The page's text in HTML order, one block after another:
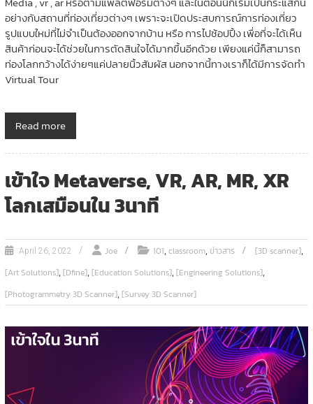
อย่างกับสถานที่ท่องเที่ยวต่างๆ เพราะจะเปิดประสบการณ์การท่องเที่ยว
รูปแบบใหม่ที่ไม่จำเป็นต้องออกจากบ้าน หรือ การไปช้อปปิ้ง เพื่อที่จะได้เห็น
สินค้าก่อนจะได้ช่วยในการตัดสินใจได้มากขึ้นอีกด้วย เพียงแค่นี้ก็สามารถ
ท่องโลกกว้างได้ง่ายๆแค่ปลายนิ้วสัมผัส นอกจากนี้ทางเราก็ได้มีการจัดทำ
Virtual Tour
Read more
เข้าใจ Metaverse, VR, AR, MR, XR
โลกเสมือนใน 3นาที
April 26, 2022 Joe 101,classroom,ข่าวสาร [3D scanner],
[Art Solutions],[Dfine],[Education Solutions],[Engineering Solutions],
[Photogrammetry 3D Scanner],[Survey 3D Scanner]